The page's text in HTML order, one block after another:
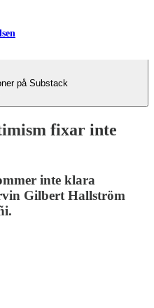
på Substack
fixar inte
inte klara
Gilbert Hallström